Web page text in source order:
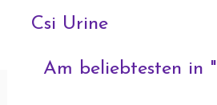
Csi Urine
Am beliebtesten in "